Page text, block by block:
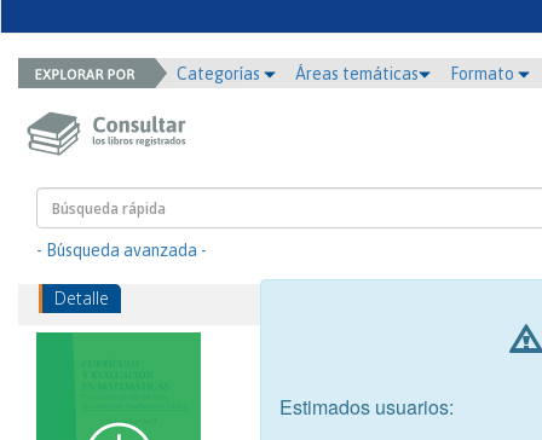
Categorías Áreas temáticas Formato
- Búsqueda avanzada -
Detalle
Estimados usuarios: